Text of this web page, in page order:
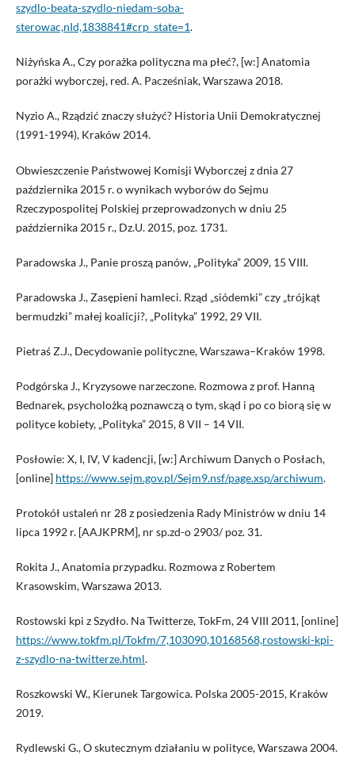
szydlo-beata-szydlo-niedam-soba-
sterowac,nId,1838841#crp_state=1.
Niżyńska A., Czy porażka polityczna ma płeć?, [w:] Anatomia
porażki wyborczej, red. A. Pacześniak, Warszawa 2018.
Nyzio A., Rządzić znaczy służyć? Historia Unii Demokratycznej
(1991-1994), Kraków 2014.
Obwieszczenie Państwowej Komisji Wyborczej z dnia 27
października 2015 r. o wynikach wyborów do Sejmu
Rzeczypospolitej Polskiej przeprowadzonych w dniu 25
października 2015 r., Dz.U. 2015, poz. 1731.
Paradowska J., Panie proszą panów, „Polityka” 2009, 15 VIII.
Paradowska J., Zasępieni hamleci. Rząd „siódemki” czy „trójkąt
bermudzki” małej koalicji?, „Polityka” 1992, 29 VII.
Pietraś Z.J., Decydowanie polityczne, Warszawa–Kraków 1998.
Podgórska J., Kryzysowe narzeczone. Rozmowa z prof. Hanną
Bednarek, psycholożką poznawczą o tym, skąd i po co biorą się w
polityce kobiety, „Polityka” 2015, 8 VII – 14 VII.
Posłowie: X, I, IV, V kadencji, [w:] Archiwum Danych o Posłach,
[online] https://www.sejm.gov.pl/Sejm9.nsf/page.xsp/archiwum.
Protokół ustaleń nr 28 z posiedzenia Rady Ministrów w dniu 14
lipca 1992 r. [AAJKPRM], nr sp.zd-o 2903/ poz. 31.
Rokita J., Anatomia przypadku. Rozmowa z Robertem
Krasowskim, Warszawa 2013.
Rostowski kpi z Szydło. Na Twitterze, TokFm, 24 VIII 2011, [online]
https://www.tokfm.pl/Tokfm/7,103090,10168568,rostowski-kpi-
z-szydlo-na-twitterze.html.
Roszkowski W., Kierunek Targowica. Polska 2005-2015, Kraków
2019.
Rydlewski G., O skutecznym działaniu w polityce, Warszawa 2004.